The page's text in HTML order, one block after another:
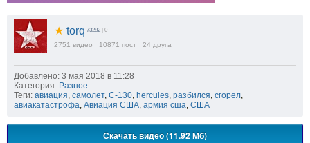
★ torq 73282 | 0
2751 видео 10871 пост 24 друга
Добавлено: 3 мая 2018 в 11:28
Категория: Разное
Теги: авиация, самолет, C-130, hercules, разбился, сгорел,
авиакатастрофа, Авиация США, армия сша, США
Скачать видео (11.92 Мб)